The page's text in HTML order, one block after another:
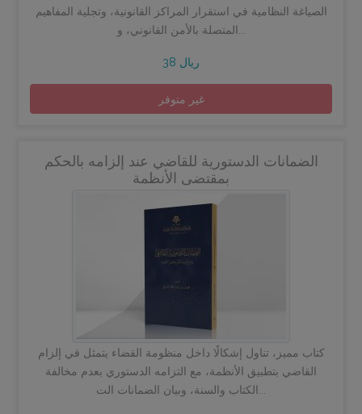
الصياغة النظامية في استقرار المراكز القانونية، وتجلية المفاهيم
38 ريال
غير متوفر
الضمانات الدستورية للقاضي عند إلزامه بالحكم
بمقتضى الأنظمة
كتاب مميز، تناول إشكالًا داخل منظومة القضاء يتمثل في إلزام
القاضي بتطبيق الأنظمة، مع التزامه الدستوري بعدم مخالفة